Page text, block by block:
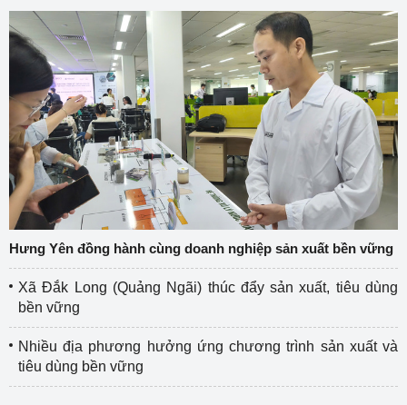
Hưng Yên đồng hành cùng doanh nghiệp sản xuất bền vững
Xã Đắk Long (Quảng Ngãi) thúc đẩy sản xuất, tiêu dùng
bền vững
Nhiều địa phương hưởng ứng chương trình sản xuất và
tiêu dùng bền vững